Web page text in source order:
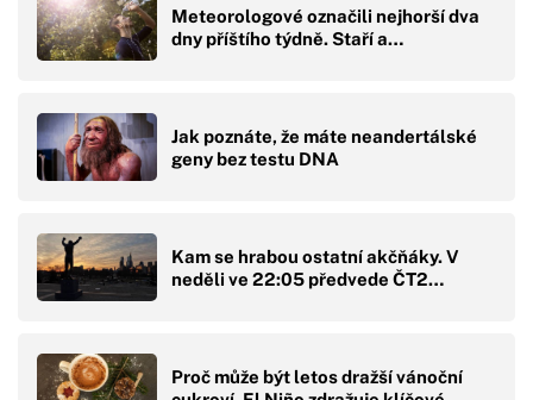
Meteorologové označili nejhorší dva
dny příštího týdně. Staří a…
Jak poznáte, že máte neandertálské
geny bez testu DNA
Kam se hrabou ostatní akčňáky. V
neděli ve 22:05 předvede ČT2…
Proč může být letos dražší vánoční